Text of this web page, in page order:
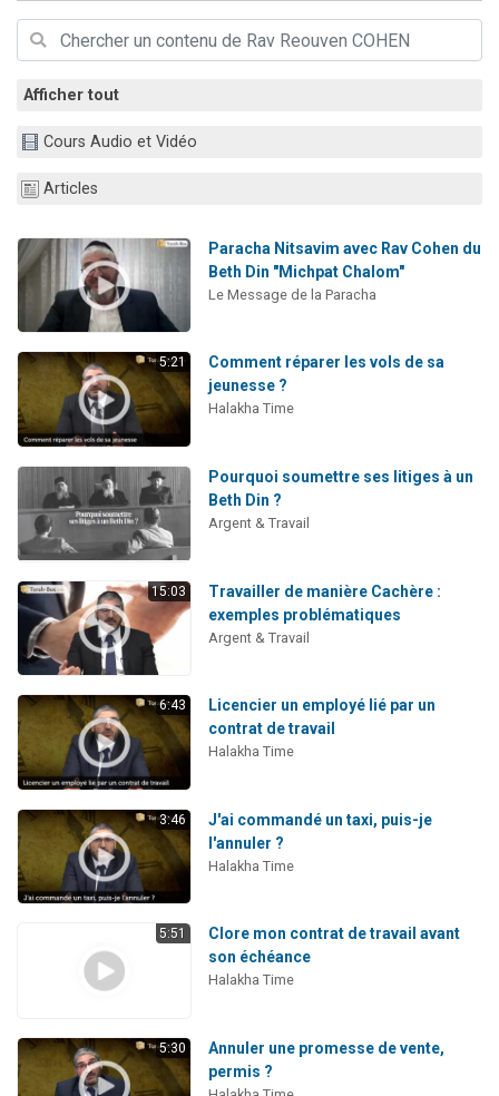
Ariel vient de donner son Maasser
Il reste 49 places pour étudier en groupe sur Zoom
Afficher tout
Cours Audio et Vidéo
Articles
Paracha Nitsavim avec Rav Cohen du
Beth Din "Michpat Chalom"
Le Message de la Paracha
5:21
Comment réparer les vols de sa
jeunesse ?
Halakha Time
Pourquoi soumettre ses litiges à un
Beth Din ?
Argent & Travail
15:03
Travailler de manière Cachère :
exemples problématiques
Argent & Travail
6:43
Licencier un employé lié par un
contrat de travail
Halakha Time
3:46
J'ai commandé un taxi, puis-je
l'annuler ?
Halakha Time
5:51
Clore mon contrat de travail avant
son échéance
Halakha Time
5:30
Annuler une promesse de vente,
permis ?